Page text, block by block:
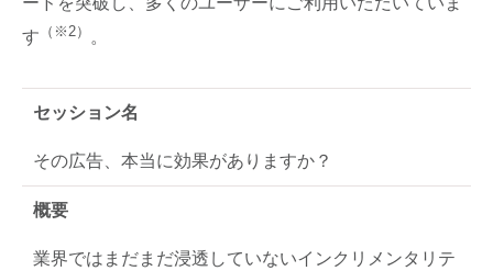
す （※2） 。
セッション名
その広告、本当に効果がありますか？
概要
業界ではまだまだ浸透していないインクリメンタリテ